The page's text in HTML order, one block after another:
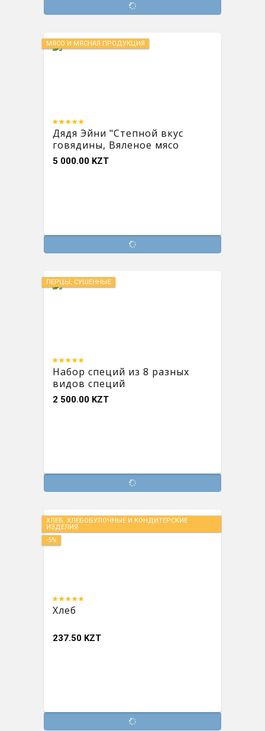
МЯСО И МЯСНАЯ ПРОДУКЦИЯ
Дядя Эйни "Степной вкус
говядины, Вяленое мясо
5 000.00 KZT
ПЕРЦЫ, СУШЕННЫЕ
Набор специй из 8 разных
видов специй
2 500.00 KZT
ХЛЕБ, ХЛЕБОБУЛОЧНЫЕ И КОНДИТЕРСКИЕ
ИЗДЕЛИЯ
-5%
Хлеб
237.50 KZT